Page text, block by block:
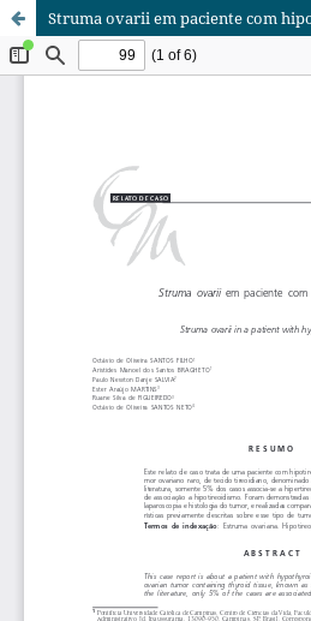
Struma ovarii em paciente com